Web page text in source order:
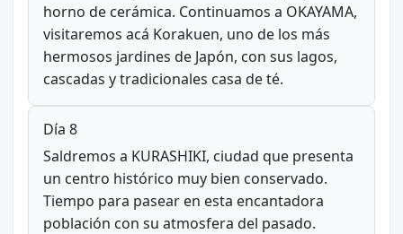
horno de cerámica. Continuamos a OKAYAMA,
visitaremos acá Korakuen, uno de los más
hermosos jardines de Japón, con sus lagos,
cascadas y tradicionales casa de té.
Día 8
Saldremos a KURASHIKI, ciudad que presenta
un centro histórico muy bien conservado.
Tiempo para pasear en esta encantadora
población con su atmosfera del pasado.